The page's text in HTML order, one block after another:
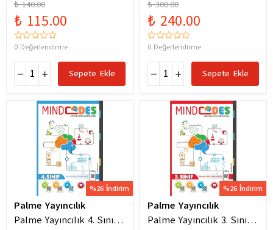
₺ 140.00
₺ 115.00
0 Değerlendirme
Sepete Ekle
₺ 300.00
₺ 240.00
0 Değerlendirme
Sepete Ekle
%26 İndirim
Palme Yayıncılık
Palme Yayıncılık 4. Sınıf
%26 İndirim
Palme Yayıncılık
Palme Yayıncılık 3. Sınıf